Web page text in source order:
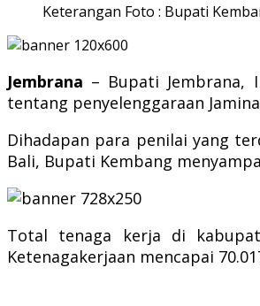
Keterangan Foto : Bupati
Jembrana – Bupati Jembrana,
tentang penyelenggaraan
Dihadapan para penilai yang
Bali, Bupati Kembang
Total tenaga kerja di
Ketenagakerjaan mencapai